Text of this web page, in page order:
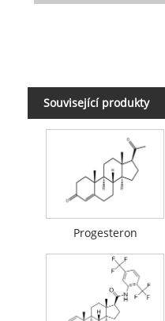
Související produkty
Progesteron